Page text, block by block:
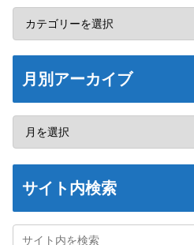
月別アーカイブ
サイト内検索